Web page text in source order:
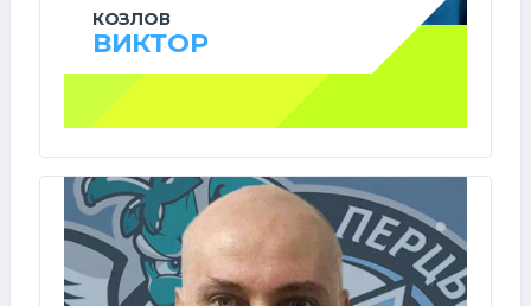
КОЗЛОВ
ВИКТОР